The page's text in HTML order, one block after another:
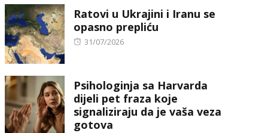
Ratovi u Ukrajini i Iranu se
opasno prepliću
Posted
31/07/2026
Psihologinja sa Harvarda
dijeli pet fraza koje
signaliziraju da je vaša veza
gotova